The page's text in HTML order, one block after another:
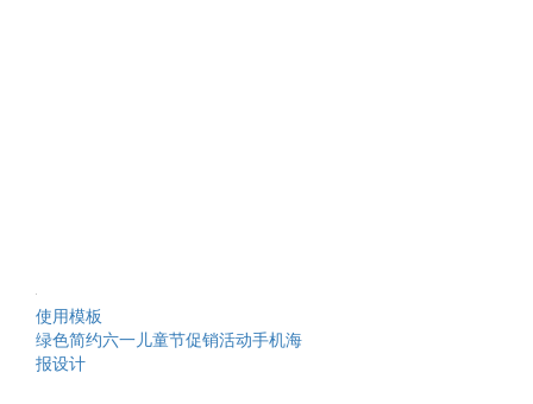
使用模板
绿色简约六一儿童节促销活动手机海
报设计